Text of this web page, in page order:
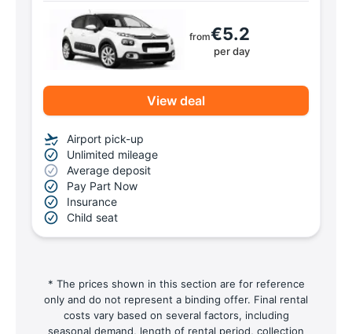
from€5.2
per day
View deal
Airport pick-up
Unlimited mileage
Average deposit
Pay Part Now
Insurance
Child seat
* The prices shown in this section are for reference
only and do not represent a binding offer. Final rental
costs vary based on several factors, including
seasonal demand, length of rental period, collection